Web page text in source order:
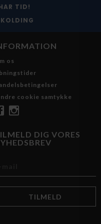
TID!
os
cookie samtykke
DIG VORES